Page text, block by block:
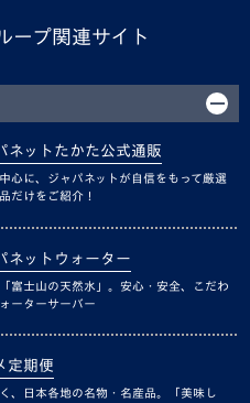
ープ関連サイト
ネットたかた公式通販
心に、ジャパネットが自信をもって厳選
だけをご紹介！
ネットウォーター
「富士山の天然水」。安心・安全、こだわ
ーターサーバー
定期便
、日本各地の名物・名産品。「美味し